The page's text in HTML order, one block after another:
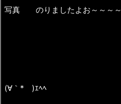
写真 のりましたよお～～～～
(∀｀*ゞ)ｴﾍﾍ